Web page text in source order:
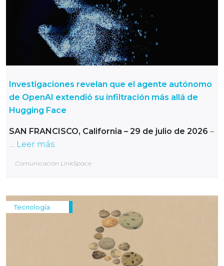
Investigaciones revelan que el agente autónomo
de OpenAI extendió su infiltración más allá de
Hugging Face
SAN FRANCISCO, California – 29 de julio de 2026 –
… Leer más
Comunicación LinkSpace
Tecnología